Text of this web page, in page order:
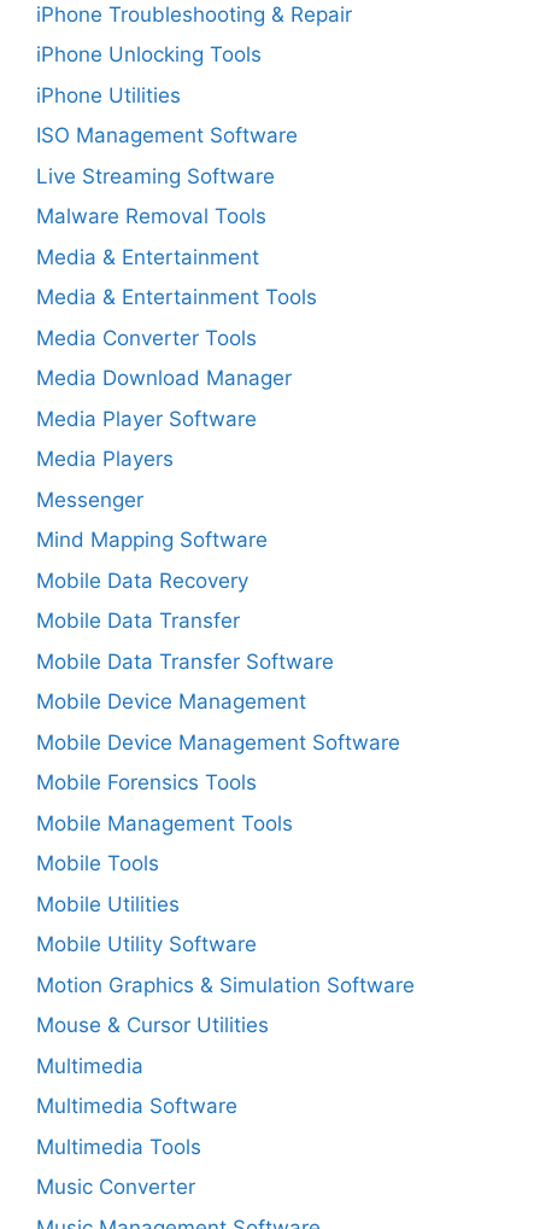
iPhone Troubleshooting & Repair
iPhone Unlocking Tools
iPhone Utilities
ISO Management Software
Live Streaming Software
Malware Removal Tools
Media & Entertainment
Media & Entertainment Tools
Media Converter Tools
Media Download Manager
Media Player Software
Media Players
Messenger
Mind Mapping Software
Mobile Data Recovery
Mobile Data Transfer
Mobile Data Transfer Software
Mobile Device Management
Mobile Device Management Software
Mobile Forensics Tools
Mobile Management Tools
Mobile Tools
Mobile Utilities
Mobile Utility Software
Motion Graphics & Simulation Software
Mouse & Cursor Utilities
Multimedia
Multimedia Software
Multimedia Tools
Music Converter